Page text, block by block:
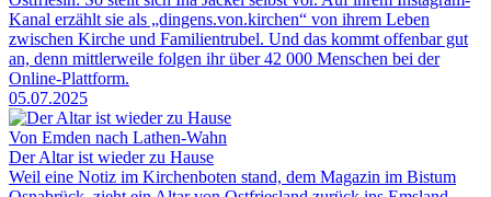
Kanal erzählt sie als „dingens.von.kirchen“ von ihrem Leben
zwischen Kirche und Familientrubel. Und das kommt offenbar gut
an, denn mittlerweile folgen ihr über 42 000 Menschen bei der
Online-Plattform.
05.07.2025
Von Emden nach Lathen-Wahn
Der Altar ist wieder zu Hause
Weil eine Notiz im Kirchenboten stand, dem Magazin im Bistum